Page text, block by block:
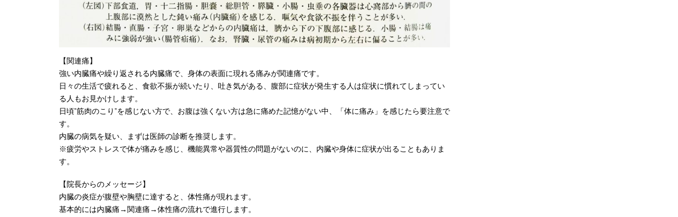
【関連痛】
強い内臓痛や繰り返される内臓痛で、身体の表面に現れる痛みが関連痛です。
日々の生活で疲れると、食欲不振が続いたり、吐き気がある、腹部に症状が発生する人は症状に慣れてしまってい
る人もお見かけします。
日頃”筋肉のこり”を感じない方で、お腹は強くない方は急に痛めた記憶がない中、「体に痛み」を感じたら要注意で
す。
内臓の病気を疑い、まずは医師の診断を推奨します。
※疲労やストレスで体が痛みを感じ、機能異常や器質性の問題がないのに、内臓や身体に症状が出ることもありま
す。
【院長からのメッセージ】
内臓の炎症が腹壁や胸壁に達すると、体性痛が現れます。
基本的には内臓痛→関連痛→体性痛の流れで進行します。